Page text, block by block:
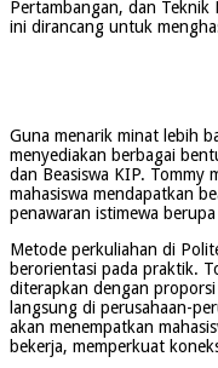
Pertambangan, dan
ini dirancang untuk
Guna menarik minat lebih
menyediakan berbagai
dan Beasiswa KIP. Tommy
mahasiswa mendapatkan
penawaran istimewa
Metode perkuliahan di
berorientasi pada praktik.
diterapkan dengan
langsung di perusahaan-
akan menempatkan
bekerja, memperkuat